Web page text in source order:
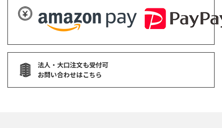
法人・大口注文も受付可
お問い合わせはこちら